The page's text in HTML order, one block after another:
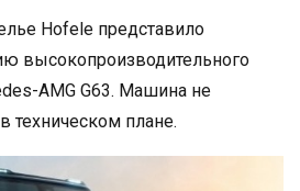
Hofele представило
высокопроизводительного
AMG G63. Машина не
техническом плане.